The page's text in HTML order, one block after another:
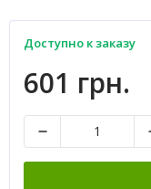
Доступно к заказу
601 грн.